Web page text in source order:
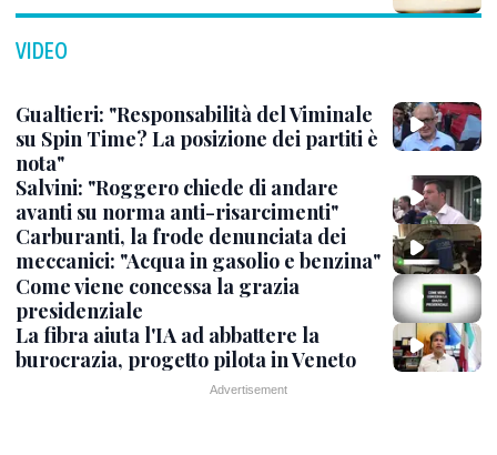
VIDEO
Gualtieri: "Responsabilità del Viminale
su Spin Time? La posizione dei partiti è
nota"
Salvini: "Roggero chiede di andare
avanti su norma anti-risarcimenti"
Carburanti, la frode denunciata dei
meccanici: "Acqua in gasolio e benzina"
Come viene concessa la grazia
presidenziale
La fibra aiuta l'IA ad abbattere la
burocrazia, progetto pilota in Veneto